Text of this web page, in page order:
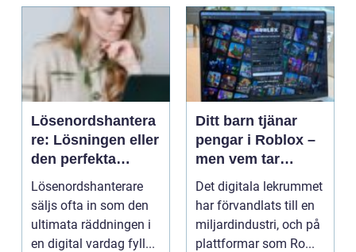
Lösenordshantera
re: Lösningen eller
den perfekta
honungsfällan?
Lösenordshanterare
säljs ofta in som den
ultimata räddningen i
en digital vardag fyll...
Ditt barn tjänar
pengar i Roblox –
men vem tar
skatten?
Det digitala lekrummet
har förvandlats till en
miljardindustri, och på
plattformar som Ro...